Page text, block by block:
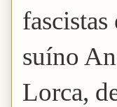
suíno
Lorca,